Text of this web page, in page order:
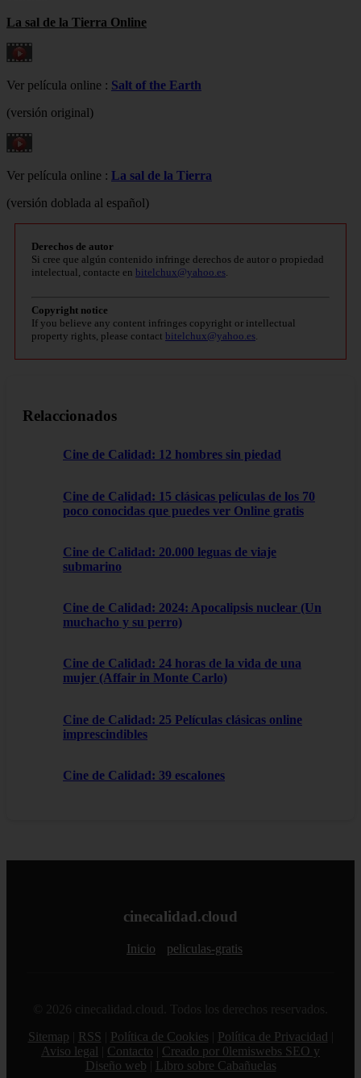
La sal de la Tierra Online
Ver película online : Salt of the Earth
(versión original)
Ver película online : La sal de la Tierra
(versión doblada al español)
Derechos de autor
Si cree que algún contenido infringe derechos de autor o propiedad
intelectual, contacte en bitelchux@yahoo.es
Copyright notice
If you believe any content infringes copyright or intellectual
property rights, please contact bitelchux@yahoo.es
Relaccionados
Cine de Calidad: 12 hombres sin piedad
Cine de Calidad: 15 clásicas películas de los 70
poco conocidas que puedes ver Online gratis
Cine de Calidad: 20.000 leguas de viaje
submarino
Cine de Calidad: 2024: Apocalipsis nuclear (Un
muchacho y su perro)
Cine de Calidad: 24 horas de la vida de una
mujer (Affair in Monte Carlo)
Cine de Calidad: 25 Películas clásicas online
imprescindibles
Cine de Calidad: 39 escalones
cinecalidad.cloud
Inicio peliculas-gratis
© 2026 cinecalidad.cloud. Todos los derechos reservados.
Sitemap
RSS Política de Cookies Política de Privacidad
Aviso legal
Contacto
Creado por 0lemiswebs SEO y
Diseño web
Libro sobre Cabañuelas